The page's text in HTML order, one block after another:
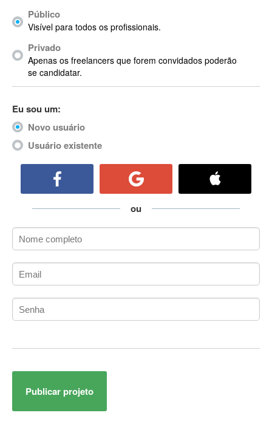
Acrobat
Acrobat X
Acronis
ACT
ActionScript
ActionScript 3
Active Directory
ActiveX Data Objects (ADO)
ADK
Administração Acadêmica
Administração de Artistas e Repertórios
Administração de Banco de Dados
Administração de Redes
Administrador de Sistemas
Adobe After Effects
Adobe AIR
Público
Visível para todos os profissionais.
Privado
Apenas os freelancers que forem convidados poderão
se candidatar.
Eu sou um:
Novo usuário
Usuário existente
ou
Publicar projeto